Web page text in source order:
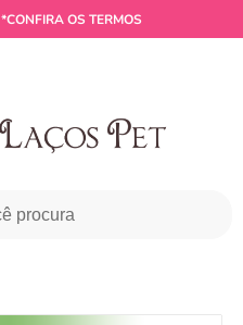
*CONFIRA OS TERMOS